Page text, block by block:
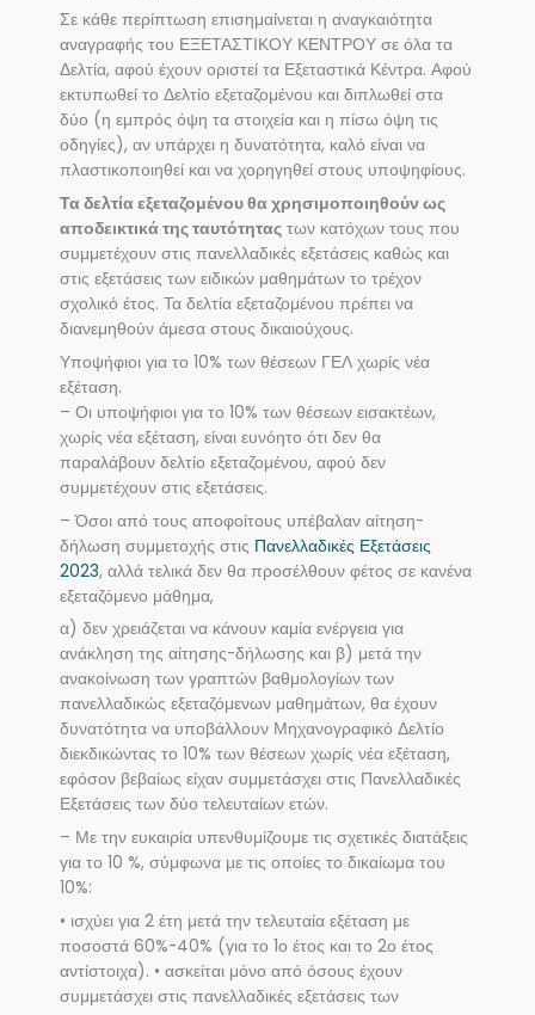
Σε κάθε περίπτωση επισημαίνεται η αναγκαιότητα
αναγραφής του ΕΞΕΤΑΣΤΙΚΟΥ ΚΕΝΤΡΟΥ σε όλα τα
Δελτία, αφού έχουν οριστεί τα Εξεταστικά Κέντρα. Αφού
εκτυπωθεί το Δελτίο εξεταζομένου και διπλωθεί στα
δύο (η εμπρός όψη τα στοιχεία και η πίσω όψη τις
οδηγίες), αν υπάρχει η δυνατότητα, καλό είναι να
πλαστικοποιηθεί και να χορηγηθεί στους υποψηφίους.
Τα δελτία εξεταζομένου θα χρησιμοποιηθούν ως
αποδεικτικά της ταυτότητας των κατόχων τους που
συμμετέχουν στις πανελλαδικές εξετάσεις καθώς και
στις εξετάσεις των ειδικών μαθημάτων το τρέχον
σχολικό έτος. Τα δελτία εξεταζομένου πρέπει να
διανεμηθούν άμεσα στους δικαιούχους.
Υποψήφιοι για το 10% των θέσεων ΓΕΛ χωρίς νέα
εξέταση.
– Οι υποψήφιοι για το 10% των θέσεων εισακτέων,
χωρίς νέα εξέταση, είναι ευνόητο ότι δεν θα
παραλάβουν δελτίο εξεταζομένου, αφού δεν
συμμετέχουν στις εξετάσεις.
– Όσοι από τους αποφοίτους υπέβαλαν αίτηση-
δήλωση συμμετοχής στις Πανελλαδικές Εξετάσεις
2023, αλλά τελικά δεν θα προσέλθουν φέτος σε κανένα
εξεταζόμενο μάθημα,
α) δεν χρειάζεται να κάνουν καμία ενέργεια για
ανάκληση της αίτησης-δήλωσης και β) μετά την
ανακοίνωση των γραπτών βαθμολογίων των
πανελλαδικώς εξεταζόμενων μαθημάτων, θα έχουν
δυνατότητα να υποβάλλουν Μηχανογραφικό Δελτίο
διεκδικώντας το 10% των θέσεων χωρίς νέα εξέταση,
εφόσον βεβαίως είχαν συμμετάσχει στις Πανελλαδικές
Εξετάσεις των δύο τελευταίων ετών.
– Με την ευκαιρία υπενθυμίζουμε τις σχετικές διατάξεις
για το 10 %, σύμφωνα με τις οποίες το δικαίωμα του
10%:
• ισχύει για 2 έτη μετά την τελευταία εξέταση με
ποσοστά 60%-40% (για το 1ο έτος και το 2ο έτος
αντίστοιχα). • ασκείται μόνο από όσους έχουν
συμμετάσχει στις πανελλαδικές εξετάσεις των